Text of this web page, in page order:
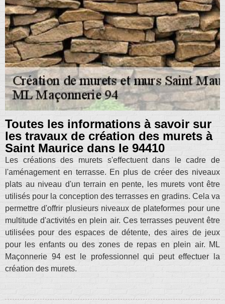
Toutes les informations à savoir sur
les travaux de création des murets à
Saint Maurice dans le 94410
Les créations des murets s'effectuent dans le cadre de
l'aménagement en terrasse. En plus de créer des niveaux
plats au niveau d'un terrain en pente, les murets vont être
utilisés pour la conception des terrasses en gradins. Cela va
permettre d'offrir plusieurs niveaux de plateformes pour une
multitude d'activités en plein air. Ces terrasses peuvent être
utilisées pour des espaces de détente, des aires de jeux
pour les enfants ou des zones de repas en plein air. ML
Maçonnerie 94 est le professionnel qui peut effectuer la
création des murets.